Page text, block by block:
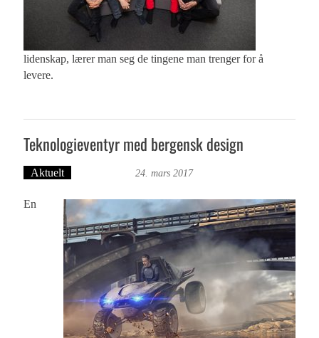
lidenskap, lærer man seg de tingene man trenger for å
levere.
Teknologieventyr med bergensk design
Aktuelt 24. mars 2017
En